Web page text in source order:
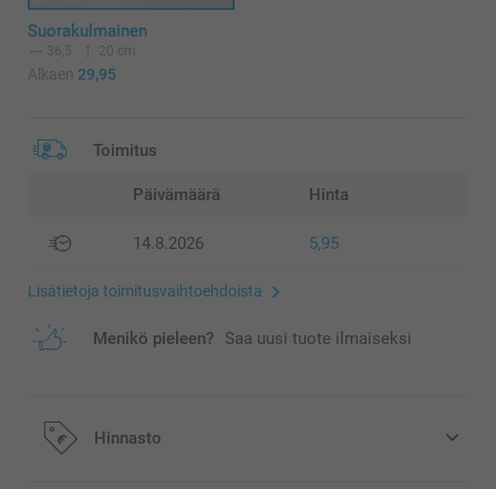
Suorakulmainen
36,5 20 cm
Alkaen 29,95
Toimitus
Päivämäärä Hinta
14.8.2026 5,95
Lisätietoja toimitusvaihtoehdoista
Menikö pieleen? Saa uusi tuote ilmaiseksi
Hinnasto